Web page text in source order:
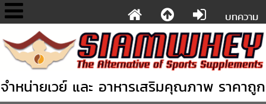
บทความ
จำหน่ายเวย์ และ อาหารเสริมคุณภาพ ราคาถูก